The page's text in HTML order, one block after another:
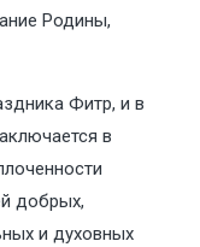
Родины,
Фитр, и в
в
добрых,
и духовных